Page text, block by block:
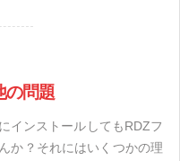
の問題
インストールしてもRDZフ
か？それにはいくつかの理